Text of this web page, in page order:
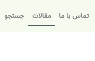
تماس با ما مقالات جستجو